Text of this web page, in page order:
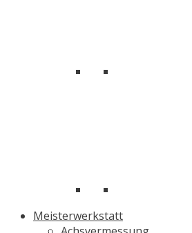
Meisterwerkstatt